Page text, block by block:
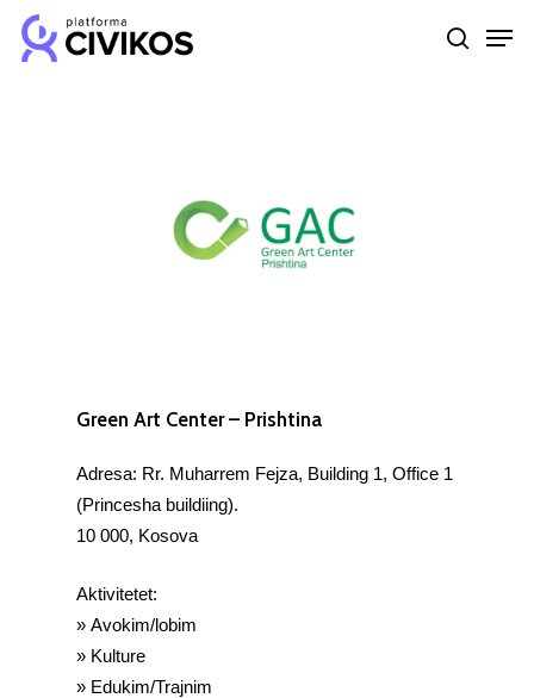
Skip
search
Green Art Center – Prishtina
Adresa: Rr. Muharrem Fejza, Building 1, Office 1
(Princesha buildiing).
10 000, Kosova
Aktivitetet:
» Avokim/lobim
» Kulture
» Edukim/Trajnim